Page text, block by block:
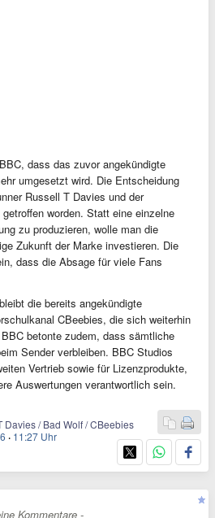
dass das zuvor angekündigte
umgesetzt wird. Die Entscheidung
Russell T Davies und der
worden. Statt eine einzelne
zu produzieren, wolle man die
Zukunft der Marke investieren. Die
dass die Absage für viele Fans
die bereits angekündigte
CBeebies, die sich weiterhin
betonte zudem, dass sämtliche
Sender verbleiben. BBC Studios
Vertrieb sowie für Lizenzprodukte,
Auswertungen verantwortlich sein.
Davies / Bad Wolf / CBeebies
· 11:27 Uhr
Kommentare -